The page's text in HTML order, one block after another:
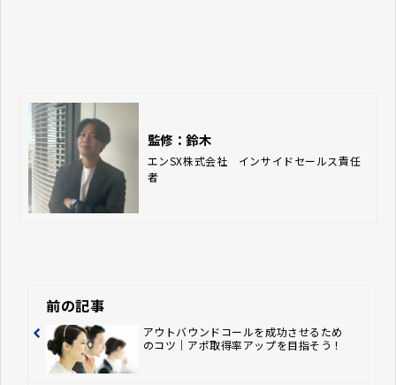
監修：鈴木
エンSX株式会社　インサイドセールス責任
者
前の記事
アウトバウンドコールを成功させるため
のコツ｜アポ取得率アップを目指そう！